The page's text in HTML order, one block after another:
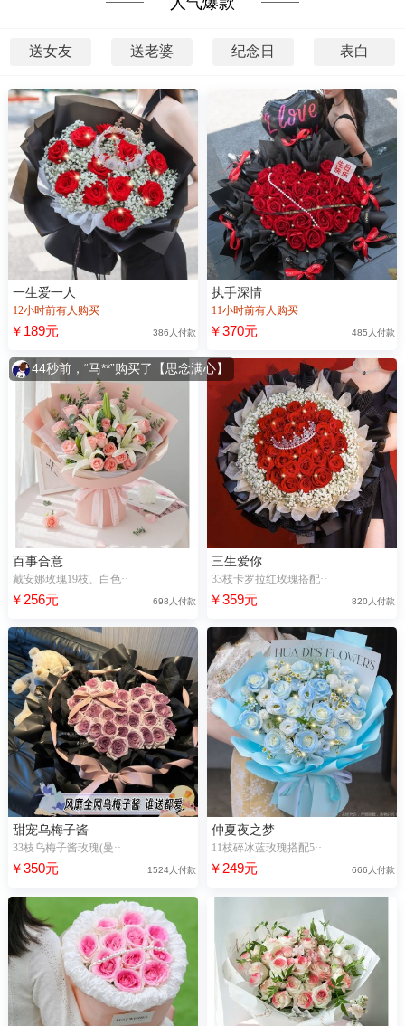
送女友 送老婆 纪念日 表白
一生爱一人
12小时前有人购买
￥189元 386人付款
执手深情
11小时前有人购买
￥370元 485人付款
百事合意
戴安娜玫瑰19枝、白色··
￥256元 698人付款
三生爱你
33枝卡罗拉红玫瑰搭配··
￥359元 820人付款
甜宠乌梅子酱
33枝乌梅子酱玫瑰(曼··
￥350元 1524人付款
仲夏夜之梦
11枝碎冰蓝玫瑰搭配5··
￥249元 666人付款
44秒前，“马**”购买了【思念满心】